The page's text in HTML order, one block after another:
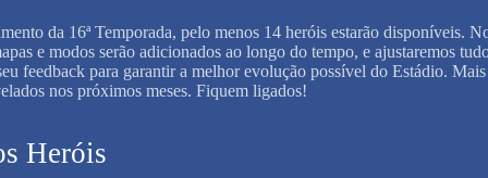
da 16ª Temporada, pelo menos 14 heróis estarão disponíveis.
e modos serão adicionados ao longo do tempo, e ajustaremos
feedback para garantir a melhor evolução possível do Estádio.
nos próximos meses. Fiquem ligados!
Heróis